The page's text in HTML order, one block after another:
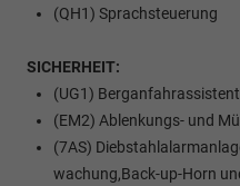
(QH1) Sprachsteuerung
SICHERHEIT:
(UG1) Berganfahrassistent
(EM2) Ablenkungs- und
(7AS)
wachung,Back-up-Horn